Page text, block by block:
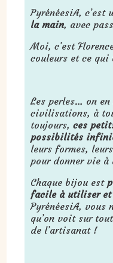
PyrénéesiA, c’est
la main, avec
Moi, c’est
couleurs et ce
Les perles… on
civilisations, à
toujours,ces
possibilités
leurs formes,
pour donner vie à
Chaque bijou est
facile à utiliser
PyrénéesiA, vous
qu’on voit sur
de l’artisanat !